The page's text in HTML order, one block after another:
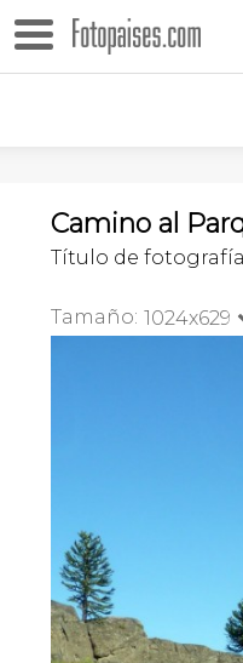
Camino al
Título de
Tamaño: 1024x629